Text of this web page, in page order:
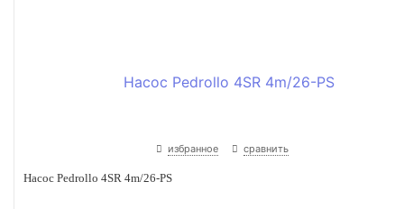
избранное сравнить
Насос Pedrollo 4SR 4m/26-PS